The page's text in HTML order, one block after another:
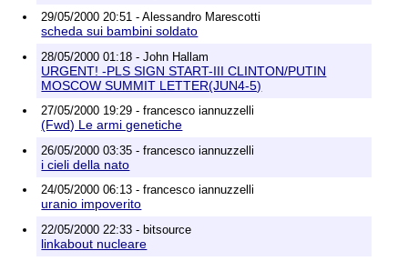
29/05/2000 20:51 - Alessandro Marescotti
scheda sui bambini soldato
28/05/2000 01:18 - John Hallam
URGENT! -PLS SIGN START-III CLINTON/PUTIN
MOSCOW SUMMIT LETTER(JUN4-5)
27/05/2000 19:29 - francesco iannuzzelli
(Fwd) Le armi genetiche
26/05/2000 03:35 - francesco iannuzzelli
i cieli della nato
24/05/2000 06:13 - francesco iannuzzelli
uranio impoverito
22/05/2000 22:33 - bitsource
linkabout nucleare